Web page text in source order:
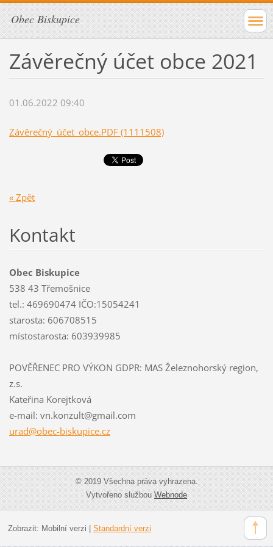
Obec Biskupice
Závěrečný účet obce 2021
01.06.2022 09:40
Závěrečný_účet_obce.PDF (1111508)
« Zpět
Kontakt
Obec Biskupice
538 43 Třemošnice
tel.: 469690474 IČO:15054241
starosta: 606708515
místostarosta: 603939985
POVĚŘENEC PRO VÝKON GDPR: MAS Železnohorský region,
z.s.
Kateřina Korejtková
e-mail: vn.konzult@gmail.com
urad@obec-biskupice.cz
© 2019 Všechna práva vyhrazena.
Vytvořeno službouWebnode
Zobrazit: Mobilní verzi Standardní verzi